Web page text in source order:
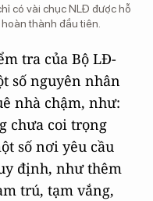
có vài chục NLĐ được hỗ
thành đầu tiên.
tra của Bộ LĐ-
số nguyên nhân
nhà chậm, như:
chưa coi trọng
số nơi yêu cầu
định, như thêm
trú, tạm vắng,